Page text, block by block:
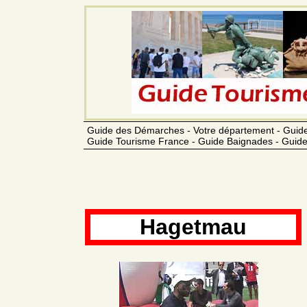
Guide des Démarches - Votre département -
Guide Tourisme France - Guide Baignades -
Hagetmau